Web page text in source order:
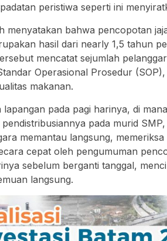
peristiwa seperti ini
menyatakan bahwa pencopotan
hasil dari nearly 1,5 tahun
mencatat sejumlah
Operasional Prosedur
makanan.
lapangan pada pagi harinya, di
pendistribusiannya pada murid
memantau langsung,
cepat oleh pengumuman
sebelum berganti tanggal,
langsung.